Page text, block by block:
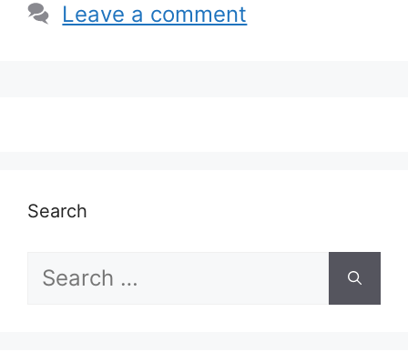
Leave a comment
Search
Search